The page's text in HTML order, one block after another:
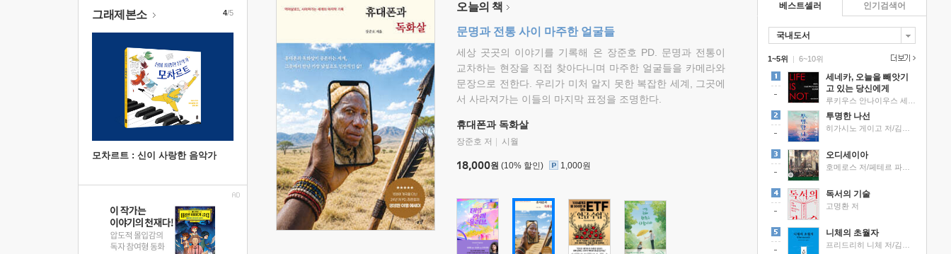
그래제본소
모차르트 : 신이 사랑한 음악가
4/5 오늘의 책
문명과 전통 사이 마주한 얼굴들
세상 곳곳의 이야기를 기록해 온 장준호 PD. 문명과 전통이
교차하는 현장을 직접 찾아다니며 마주한 얼굴들을 카메라와
문장으로 전한다. 우리가 미처 알지 못한 복잡한 세계, 그곳에
서 사라져가는 이들의 마지막 표정을 조명한다.
휴대폰과 독화살
장준호 저 시월
18,000원 (10% 할인) 1,000원
베스트셀러
국내도서
1~5위 |
세네카, 오늘을 빼앗기
고 있는 당신에게
투명한 나선
오디세이아
독서의 기술
고명환 저
니체의 초월자
6~10위
인기검색어